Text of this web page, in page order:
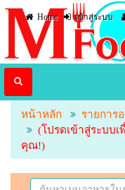
Home เข้าสู่ระบบ
หน้าหลัก
รายการ
(โปรดเข้าสู่ระบบ
คุณ!)